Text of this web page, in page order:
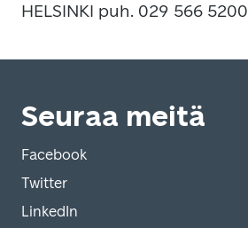
HELSINKI puh. 029 566 5200
Seuraa meitä
Facebook
Twitter
LinkedIn